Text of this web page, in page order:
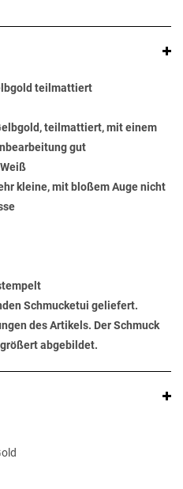
teilmattiert
teilmattiert, mit einem
gut
kleine, mit bloßem Auge nicht
Schmucketui geliefert.
des Artikels. Der Schmuck
abgebildet.